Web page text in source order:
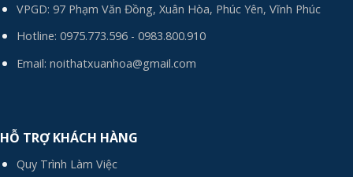
VPGD: 97 Phạm Văn Đồng, Xuân Hòa, Phúc Yên, Vĩnh Phúc
Hotline: 0975.773.596- 0983.800.910
Email: noithatxuanhoa@gmail.com
HỖ TRỢ KHÁCH HÀNG
Quy Trình Làm Việc